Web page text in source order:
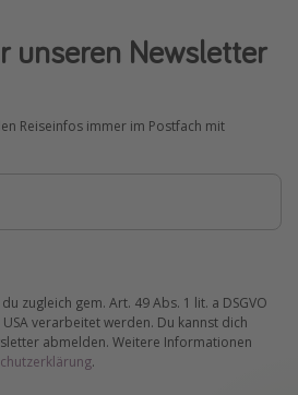
unseren Newsletter
Reiseinfos immer im Postfach mit
zugleich gem. Art. 49 Abs. 1 lit. a DSGVO
verarbeitet werden. Du kannst dich
abmelden. Weitere Informationen
.